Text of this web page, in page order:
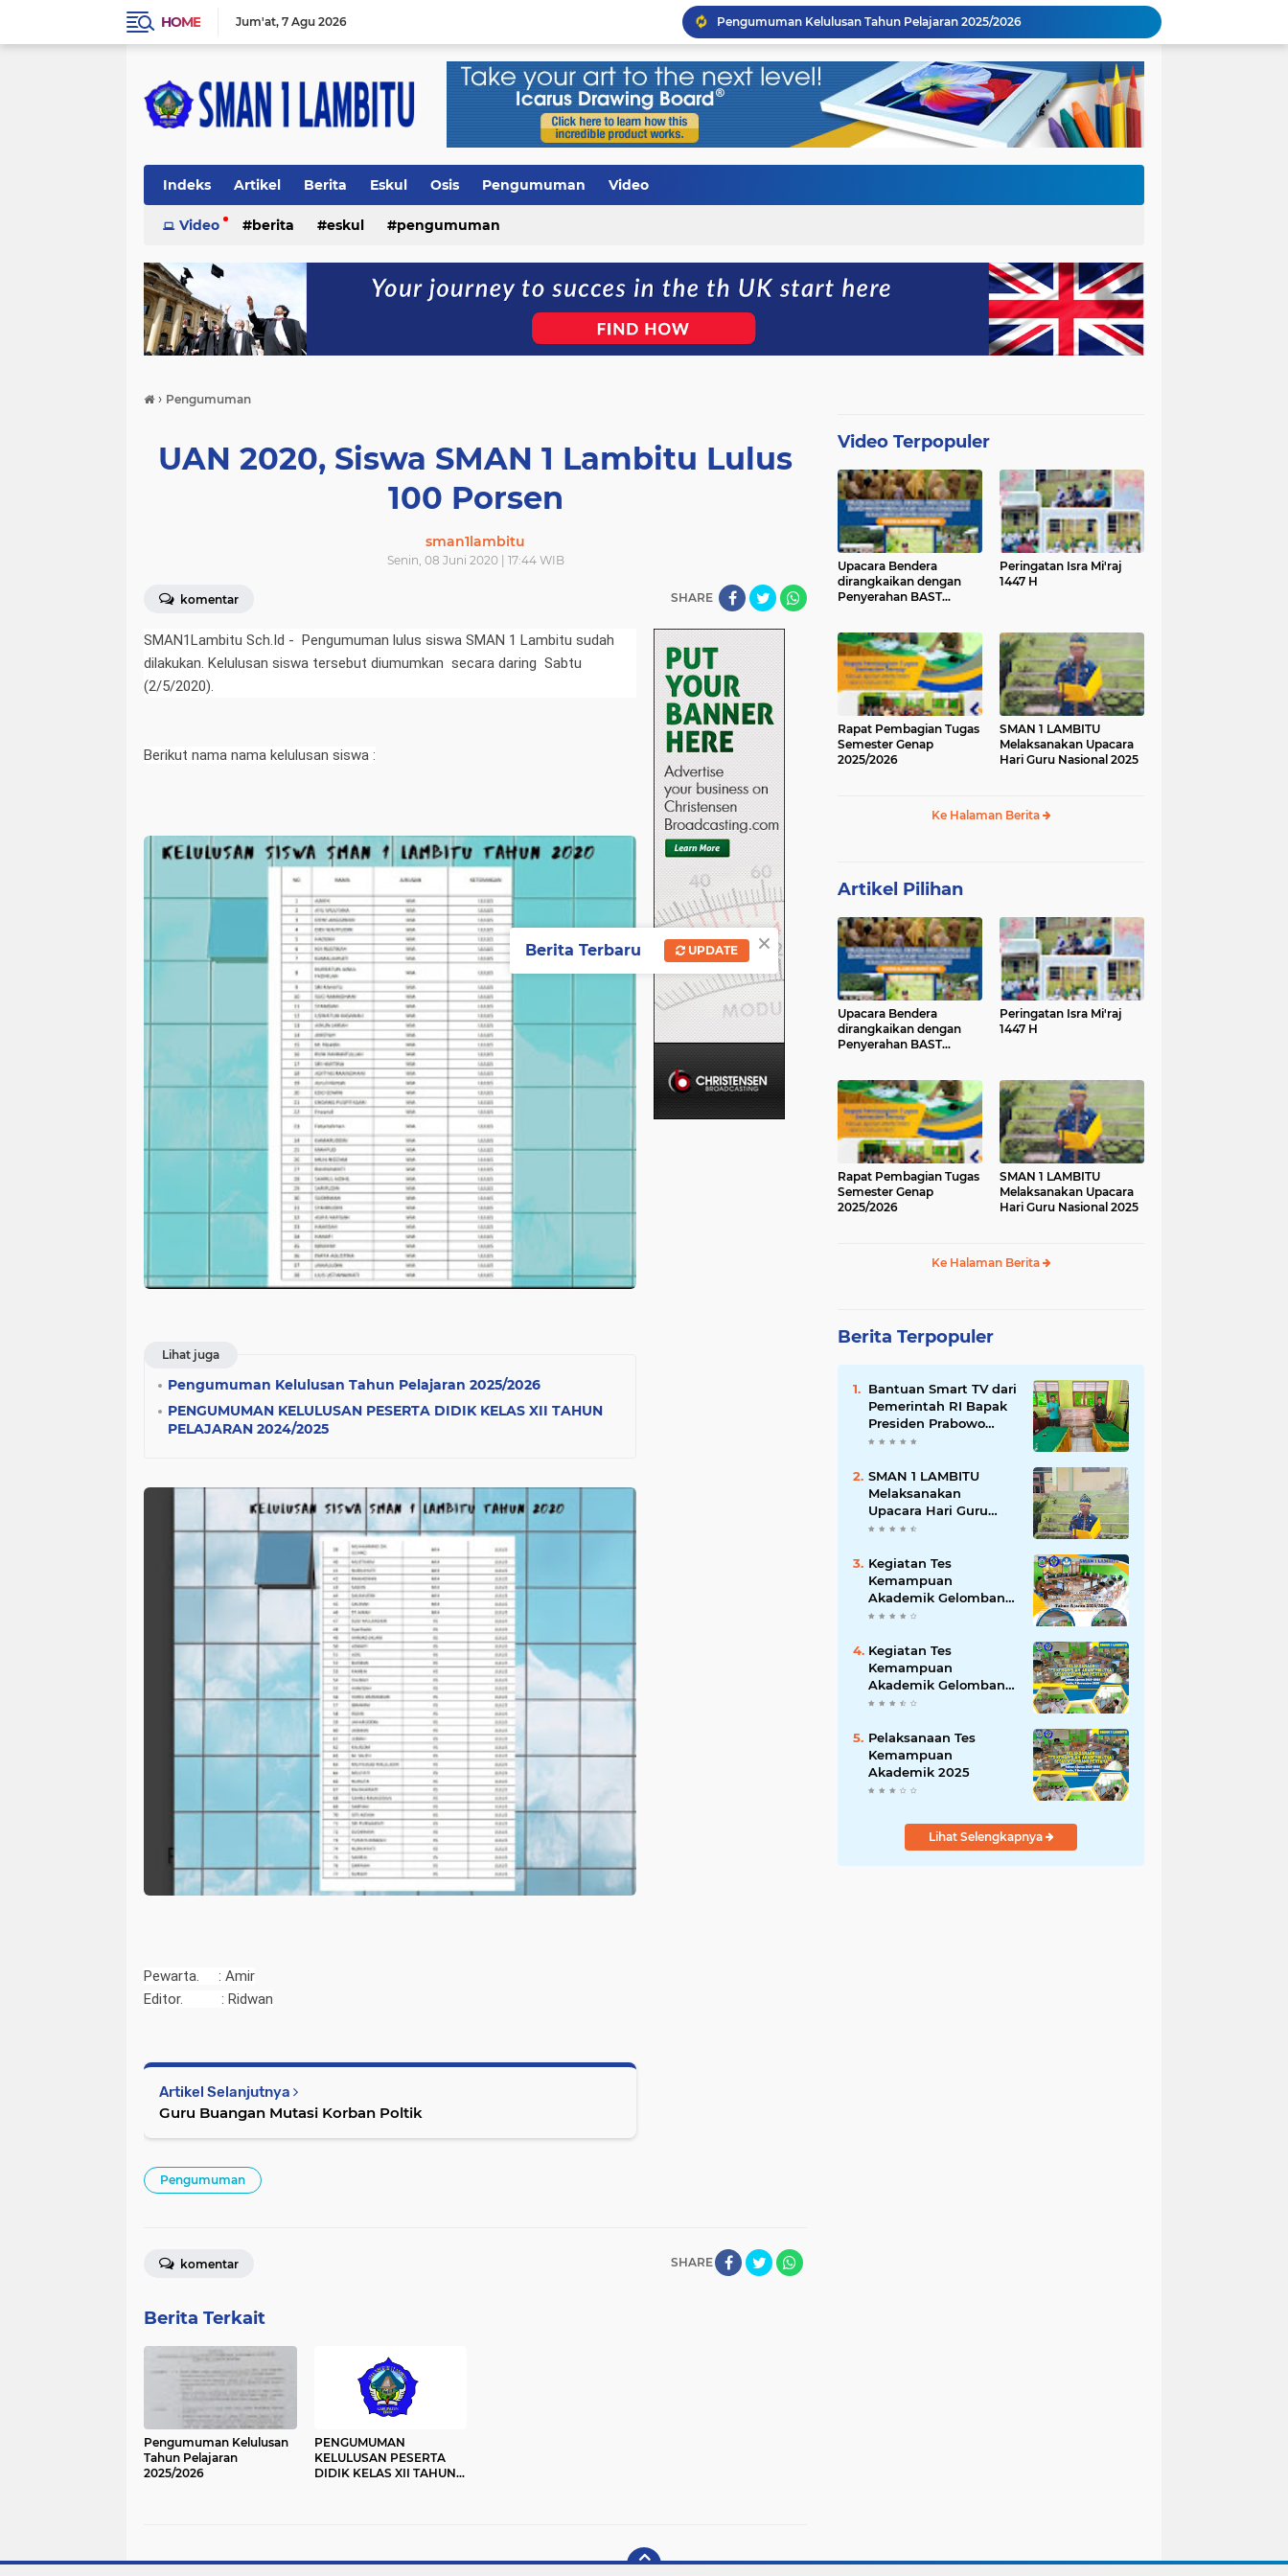
HOME Jum'at 7 Agu 2026
Galeri Hardiknas 2026
Upacara Bendera dirangkaikan dengan Penyerahan BAST Gedung Baru.
Peringatan Isra Mi'raj 1447 H
Rapat Pembagian Tugas Semester Genap 2025/2026
SMAN 1 LAMBITU Melaksanakan Upacara Hari Guru Nasional 2025
Bantuan Smart TV dari Pemerintah RI Bapak Presiden Prabowo Subianto
Pelepasan Siswa Kelas XII
Indeks Artikel Berita Eskul Osis Pengumuman Video
Video berita eskul pengumuman
› Pengumuman
UAN 2020, Siswa SMAN 1 Lambitu Lulus
100 Porsen
sman1lambitu
Senin, 08 Juni 2020 | 17:44 WIB
komentar SHARE
SMAN1Lambitu Sch.Id - Pengumuman lulus siswa SMAN 1 Lambitu sudah
dilakukan. Kelulusan siswa tersebut diumumkan secara daring Sabtu
(2/5/2020).
Berikut nama nama kelulusan siswa :
Lihat juga
Pengumuman Kelulusan Tahun Pelajaran 2025/2026
PENGUMUMAN KELULUSAN PESERTA DIDIK KELAS XII TAHUN
PELAJARAN 2024/2025
Pewarta. : Amir
Editor. : Ridwan
Artikel Selanjutnya
Guru Buangan Mutasi Korban Poltik
Pengumuman
SHARE
komentar
Berita Terkait
Pengumuman Kelulusan
Tahun Pelajaran
2025/2026
PENGUMUMAN
KELULUSAN PESERTA
DIDIK KELAS XII TAHUN
Video Terpopuler
Upacara Bendera
dirangkaikan dengan
Penyerahan BAST
Peringatan Isra Mi'raj
1447 H
Rapat Pembagian Tugas
Semester Genap
2025/2026
SMAN 1 LAMBITU
Melaksanakan Upacara
Hari Guru Nasional 2025
Ke Halaman Berita
Artikel Pilihan
Upacara Bendera
dirangkaikan dengan
Penyerahan BAST
Peringatan Isra Mi'raj
1447 H
Rapat Pembagian Tugas
Semester Genap
2025/2026
SMAN 1 LAMBITU
Melaksanakan Upacara
Hari Guru Nasional 2025
Ke Halaman Berita
Berita Terpopuler
Bantuan Smart TV dari
Pemerintah RI Bapak
Presiden Prabowo
Subianto
SMAN 1 LAMBITU
Melaksanakan
Upacara Hari Guru
Nasional 2025
Kegiatan Tes
Kemampuan
Akademik Gelombang
Kedua Sesi 2 Tahun
Kegiatan Tes
Kemampuan
Akademik Gelombang
Pertama & Kedua Sesi
Pelaksanaan Tes
Kemampuan
Akademik 2025
Lihat Selengkapnya
×
Berita Terbaru UPDATE